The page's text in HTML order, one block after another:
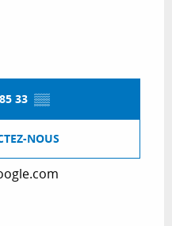
33 ▒▒
NOUS